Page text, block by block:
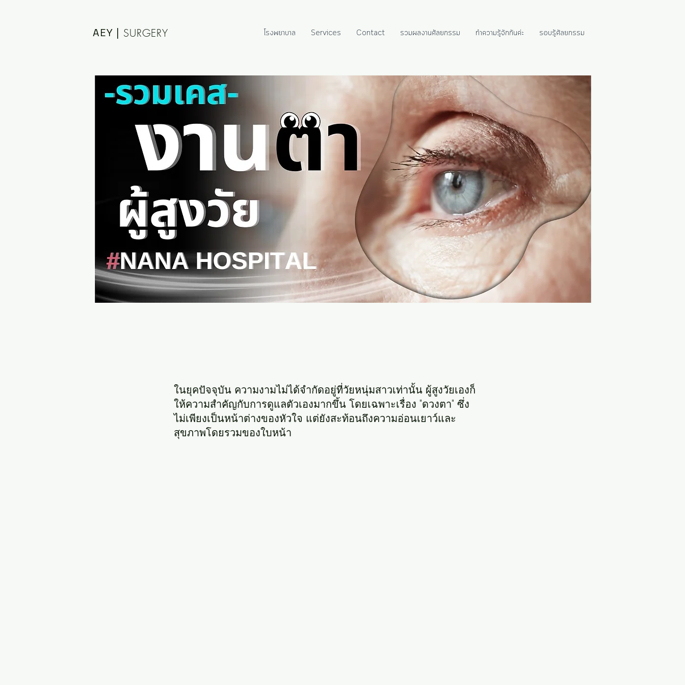
AEY | SURGERY โรงพยาบาล Services Contact รวมผลงานศัลยกรรม ทำความรู้จักกันค่ะ รอบรู้ศัลยกรรม
ในยุคปัจจุบัน ความงามไม่ได้จำกัดอยู่ที่วัยหนุ่มสาวเท่านั้น ผู้สูงวัยเองก็
ให้ความสำคัญกับการดูแลตัวเองมากขึ้น โดยเฉพาะเรื่อง "ดวงตา" ซึ่ง
ไม่เพียงเป็นหน้าต่างของหัวใจ แต่ยังสะท้อนถึงความอ่อนเยาว์และ
สุขภาพโดยรวมของใบหน้า